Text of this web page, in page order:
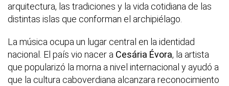
arquitectura, las tradiciones y la vida cotidiana de las
distintas islas que conforman el archipiélago.
La música ocupa un lugar central en la identidad
nacional. El país vio nacer a Cesária Évora, la artista
que popularizó la morna a nivel internacional y ayudó a
que la cultura caboverdiana alcanzara reconocimiento